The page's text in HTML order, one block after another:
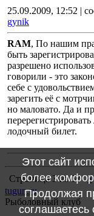
25.09.2009, 12:52 |
gynik
RAM, По нашим
быть
разрешено
говорили - это
себе с
зарегить её с
но маловато. Да и
лодочный билет.
Страница3из57 «
tugun.ru
Рыболовный клуб
Этот сайт
более
Продолжая
соглашаетесь